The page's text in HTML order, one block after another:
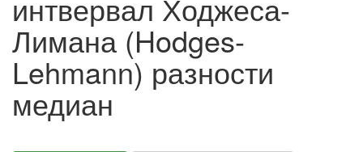
интвервал Ходжеса-
Лимана (Hodges-
Lehmann) разности
медиан